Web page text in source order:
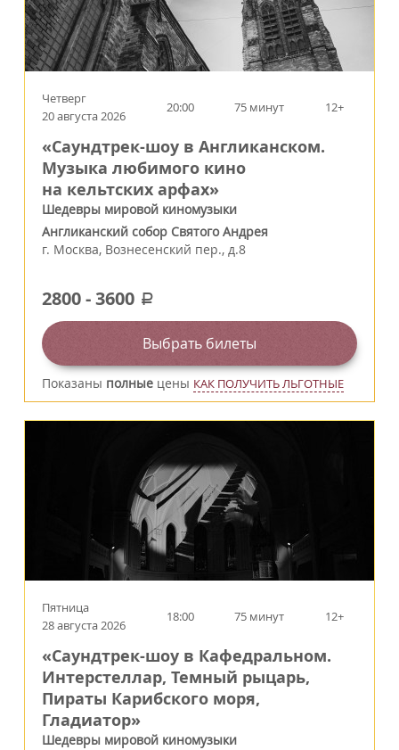
Четверг
20 августа 2026
20:00 75 минут 12+
«Саундтрек-шоу в Англиканском.
Музыка любимого кино
на кельтских арфах»
Шедевры мировой киномузыки
Англиканский собор Святого Андрея
г. Москва, Вознесенский пер., д.8
2800-3600 a
Выбрать билеты
Показаны полные цены КАК ПОЛУЧИТЬ ЛЬГОТНЫЕ
Пятница
28 августа 2026
18:00 75 минут 12+
«Саундтрек-шоу в Кафедральном.
Интерстеллар, Темный рыцарь,
Пираты Карибского моря,
Гладиатор»
Шедевры мировой киномузыки